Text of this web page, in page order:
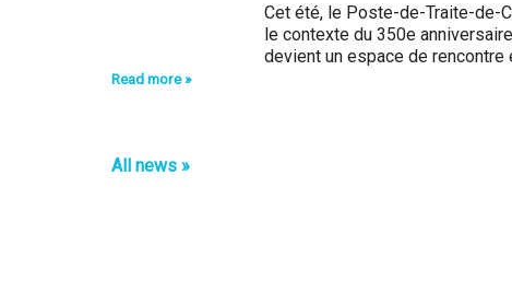
Cet été, le Poste-de-Traite-de-
le contexte du 350e
devient un espace de
Read more »
All news